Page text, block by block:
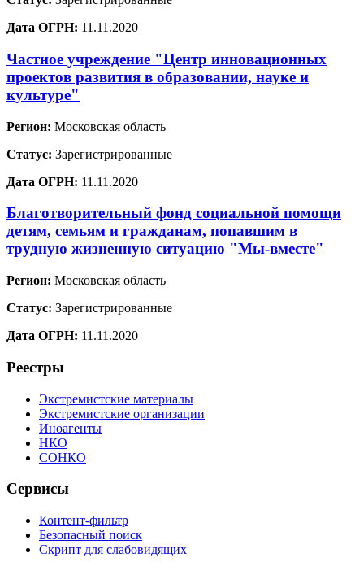
Дата ОГРН: 11.11.2020
Частное учреждение "Центр инновационных
проектов развития в образовании, науке и
культуре"
Регион: Московская область
Статус: Зарегистрированные
Дата ОГРН: 11.11.2020
Благотворительный фонд социальной помощи
детям, семьям и гражданам, попавшим в
трудную жизненную ситуацию "Мы-вместе"
Регион: Московская область
Статус: Зарегистрированные
Дата ОГРН: 11.11.2020
Реестры
Экстремистские материалы
Экстремистские организации
Иноагенты
НКО
СОНКО
Сервисы
Контент-фильтр
Безопасный поиск
Скрипт для слабовидящих